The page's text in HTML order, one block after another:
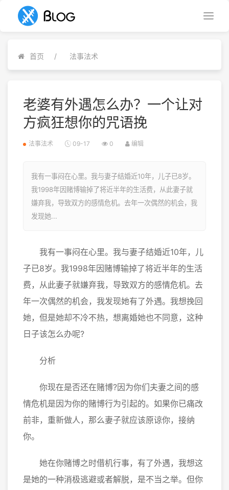
首页 法事法术
老婆有外遇怎么办？一个让对
方疯狂想你的咒语挽
法事法术 09-17 0 编辑
我有一事闷在心里。我与妻子结婚近10年，儿子已8岁。
我1998年因赌博输掉了将近半年的生活费，从此妻子就
嫌弃我，导致双方的感情危机。去年一次偶然的机会，我
发现她...
我有一事闷在心里。我与妻子结婚近10年，儿
子已8岁。我1998年因赌博输掉了将近半年的生活
费，从此妻子就嫌弃我，导致双方的感情危机。去
年一次偶然的机会，我发现她有了外遇。我想挽回
她，但是她却不冷不热，想离婚她也不同意，这种
日子该怎么办呢?
分析
你现在是否还在赌博?因为你们夫妻之间的感
情危机是因为你的赌博行为引起的。如果你已痛改
前非，重新做人，那么妻子就应该原谅你，接纳
你。
她在你赌博之时借机行事，有了外遇，我想这
是她的一种消极逃避或者解脱，是不当之举。但你